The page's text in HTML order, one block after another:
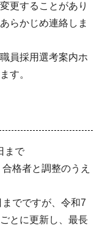
更することがあり
らかじめ連絡しま
員採用選考案内ホ
す。
まで
格者と調整のうえ
でですが、令和7
とに更新し、最長